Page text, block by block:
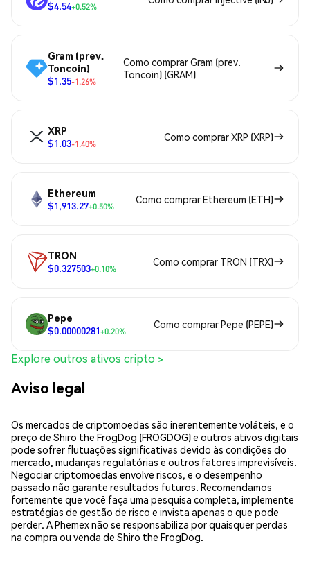
$4.54+0.52%
Gram (prev.
Toncoin)
$1.35-1.26%
Como comprar Gram (prev.
Toncoin) (GRAM)
XRP
$1.03-1.40%
Como comprar XRP (XRP)
Ethereum
$1,913.27+0.50%
Como comprar Ethereum (ETH)
TRON
$0.327503+0.10%
Como comprar TRON (TRX)
Pepe
$0.00000281+0.20%
Como comprar Pepe (PEPE)
Explore outros ativos cripto >
Aviso legal
Os mercados de criptomoedas são inerentemente voláteis, e o
preço de Shiro the FrogDog (FROGDOG) e outros ativos digitais
pode sofrer flutuações significativas devido às condições do
mercado, mudanças regulatórias e outros fatores imprevisíveis.
Negociar criptomoedas envolve riscos, e o desempenho
passado não garante resultados futuros. Recomendamos
fortemente que você faça uma pesquisa completa, implemente
estratégias de gestão de risco e invista apenas o que pode
perder. A Phemex não se responsabiliza por quaisquer perdas
na compra ou venda de Shiro the FrogDog.